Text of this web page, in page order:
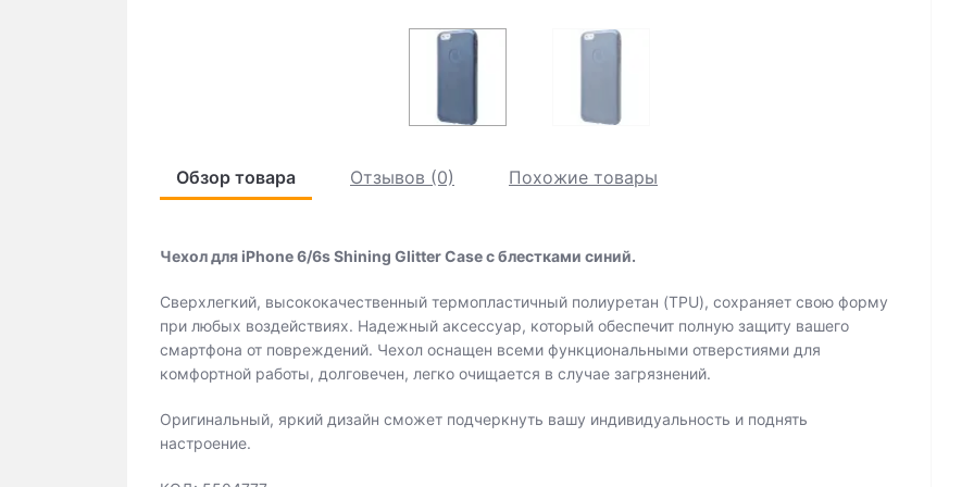
Обзор товара Отзывов (0) Похожие товары
Чехол для iPhone 6/6s Shining Glitter Case с блестками синий.
Сверхлегкий, высококачественный термопластичный полиуретан (TPU), сохраняет свою форму
при любых воздействиях. Надежный аксессуар, который обеспечит полную защиту вашего
смартфона от повреждений. Чехол оснащен всеми функциональными отверстиями для
комфортной работы, долговечен, легко очищается в случае загрязнений.
Оригинальный, яркий дизайн сможет подчеркнуть вашу индивидуальность и поднять
настроение.